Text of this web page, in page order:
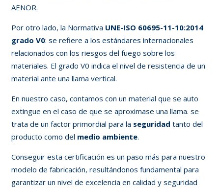
AENOR.
Por otro lado, la Normativa UNE-ISO 60695-11-10:2014
grado V0: se refiere a los estándares internacionales
relacionados con los riesgos del fuego sobre los
materiales. El grado V0 indica el nivel de resistencia de un
material ante una llama vertical.
En nuestro caso, contamos con un material que se auto
extingue en el caso de que se aproximase una llama. se
trata de un factor primordial para la seguridad tanto del
producto como del medio ambiente.
Conseguir esta certificación es un paso más para nuestro
modelo de fabricación, resultándonos fundamental para
garantizar un nivel de excelencia en calidad y seguridad